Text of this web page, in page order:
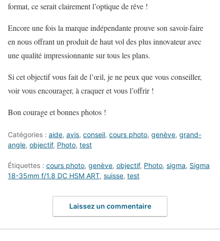
format, ce serait clairement l’optique de rêve !
Encore une fois la marque indépendante prouve son savoir-faire
en nous offrant un produit de haut vol des plus innovateur avec
une qualité impressionnante sur tous les plans.
Si cet objectif vous fait de l’œil, je ne peux que vous conseiller,
voir vous encourager, à craquer et vous l’offrir !
Bon courage et bonnes photos !
Catégories : aide, avis, conseil, cours photo, genève, grand-
angle, objectif, Photo, test
Étiquettes : cours photo, genève, objectif, Photo, sigma, Sigma
18-35mm f/1.8 DC HSM ART, suisse, test
Laissez un commentaire